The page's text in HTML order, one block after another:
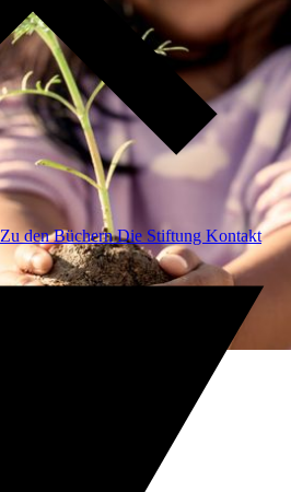
Zu den BüchernDie Stiftung Kontakt